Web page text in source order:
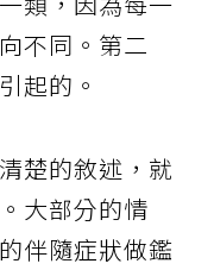
不同。第二
起的。
楚的敘述，就
大部分的情
伴隨症狀做鑑